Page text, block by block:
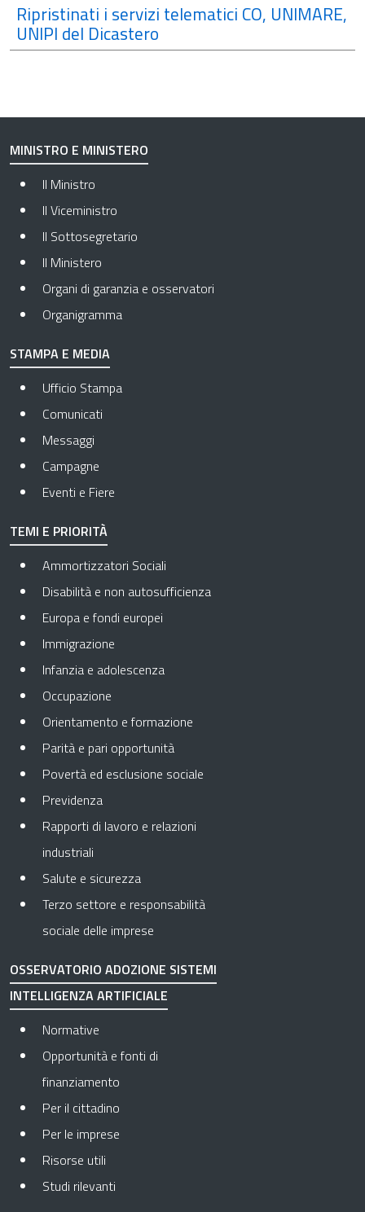
Ripristinati i servizi telematici CO, UNIMARE,
UNIPI del Dicastero
MINISTRO E MINISTERO
Il Ministro
Il Viceministro
Il Sottosegretario
Il Ministero
Organi di garanzia e osservatori
Organigramma
STAMPA E MEDIA
Ufficio Stampa
Comunicati
Messaggi
Campagne
Eventi e Fiere
TEMI E PRIORITÀ
Ammortizzatori Sociali
Disabilità e non autosufficienza
Europa e fondi europei
Immigrazione
Infanzia e adolescenza
Occupazione
Orientamento e formazione
Parità e pari opportunità
Povertà ed esclusione sociale
Previdenza
Rapporti di lavoro e relazioni
industriali
Salute e sicurezza
Terzo settore e responsabilità
sociale delle imprese
OSSERVATORIO ADOZIONE SISTEMI
INTELLIGENZA ARTIFICIALE
Normative
Opportunità e fonti di
finanziamento
Per il cittadino
Per le imprese
Risorse utili
Studi rilevanti